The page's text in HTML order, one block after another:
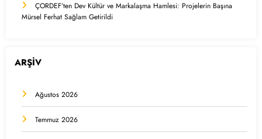
ÇORDEF’ten Dev Kültür ve Markalaşma Hamlesi: Projelerin Başına
Mürsel Ferhat Sağlam Getirildi
ARŞİV
Ağustos 2026
Temmuz 2026